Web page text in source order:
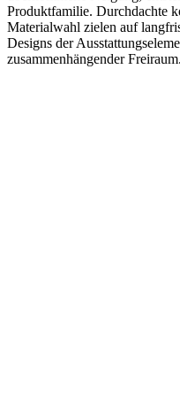
Produktfamilie. Durchdachte
Materialwahl zielen auf
Designs der
zusammenhängender Freiraum.